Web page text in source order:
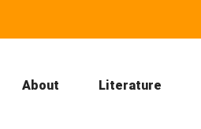
About Literature